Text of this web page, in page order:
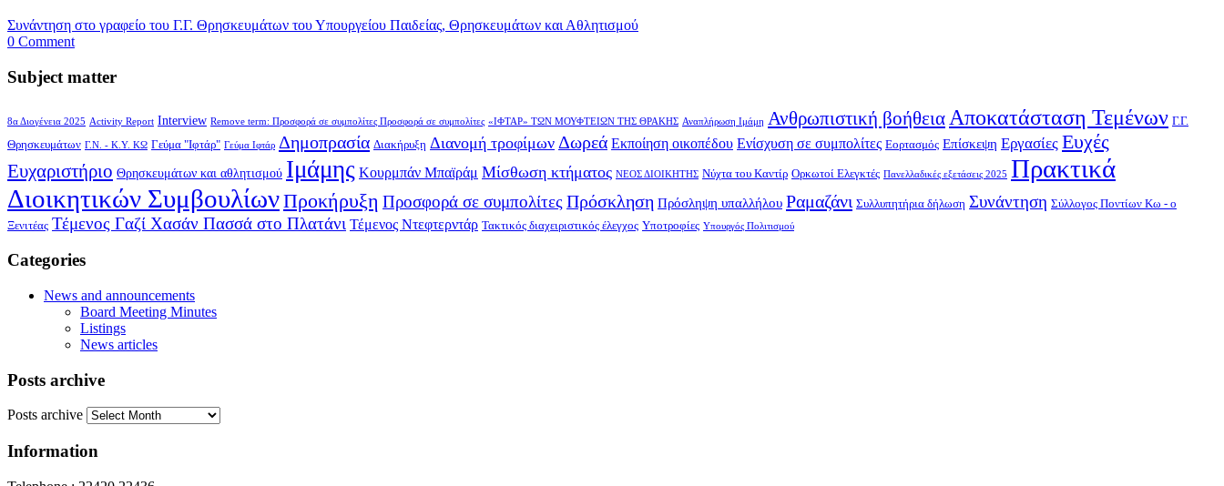
Συνάντηση στο γραφείο του Γ.Γ. Θρησκευμάτων του Υπουργείου Παιδείας, Θρησκευμάτων και Αθλητισμού
0 Comment
Subject matter
8α Διογένεια 2025 Activity Report Interview Remove term: Προσφορά σε συμπολίτες Προσφορά σε συμπολίτες «ΙΦΤΑΡ» ΤΩΝ ΜΟΥΦΤΕΙΩΝ ΤΗΣ ΘΡΑΚΗΣ Αναπλήρωση Ιμάμη Ανθρωπιστική βοήθεια Αποκατάσταση Τεμένων Γ.Γ.
Θρησκευμάτων Γ.Ν. - Κ.Υ. ΚΩ Γεύμα "Ιφτάρ" Γεύμα Ιφτάρ Δημοπρασία Διακήρυξη Διανομή τροφίμων Δωρεά Εκποίηση οικοπέδου Ενίσχυση σε συμπολίτες Εορτασμός Επίσκεψη Εργασίες Ευχές
Ευχαριστήριο Θρησκευμάτων και αθλητισμού Ιμάμης Κουρμπάν Μπαϊράμ Μίσθωση κτήματος ΝΕΟΣ ΔΙΟΙΚΗΤΗΣ Νύχτα του Καντίρ Ορκωτοί Ελεγκτές Πανελλαδικές εξετάσεις 2025 Πρακτικά
Διοικητικών ΣυμβουλίωνΠροκήρυξη Προσφορά σε συμπολίτες Πρόσκληση Πρόσληψη υπαλλήλου Ραμαζάνι Συλλυπητήρια δήλωση Συνάντηση Σύλλογος Ποντίων Κω - ο
Ξενιτέας Τέμενος Γαζί Χασάν Πασσά στο Πλατάνι Τέμενος Ντεφτερντάρ Τακτικός διαχειριστικός έλεγχος Υποτροφίες Υπουργός Πολιτισμού
Categories
News and announcements
Board Meeting Minutes
Listings
News articles
Posts archive
Posts archive
Information